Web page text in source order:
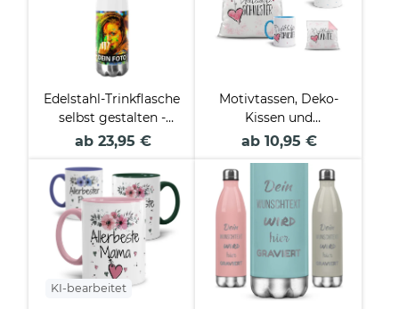
Edelstahl-Trinkflasche
selbst gestalten -
weiß - in 500 ml und
ab 23,95 €
Motivtassen, Deko-
Kissen und
Geschenke-Sets für
ab 10,95 €
KI-bearbeitet